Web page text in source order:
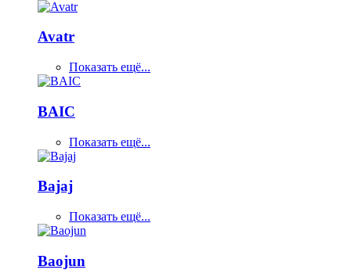
Avatr
Показать ещё...
BAIC
Показать ещё...
Bajaj
Показать ещё...
Baojun